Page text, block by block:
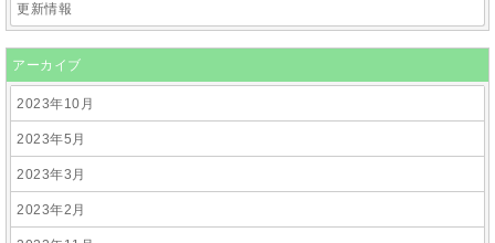
更新情報
アーカイブ
2023年10月
2023年5月
2023年3月
2023年2月